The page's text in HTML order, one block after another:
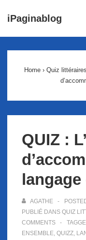
passer
iPaginablog
Home › Quiz
QUIZ :
AGATHE
PUBLIÉ DANS QUIZ
COMMENTS
ENSEMBLE, QUIZZ,